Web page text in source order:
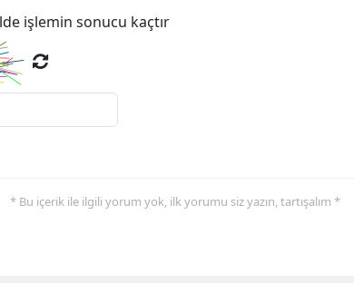
işlemin sonucu kaçtır
* Bu içerik ile ilgili yorum yok, ilk yorumu siz yazın, tartışalım *